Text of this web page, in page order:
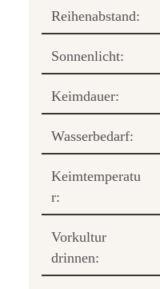
Reihenabstand:
Sonnenlicht:
Keimdauer:
Wasserbedarf:
Keimtemperatu
r:
Vorkultur
drinnen: